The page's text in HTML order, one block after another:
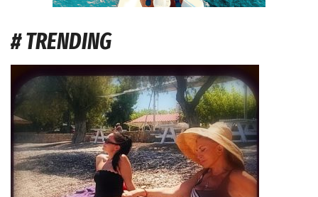
# TRENDING